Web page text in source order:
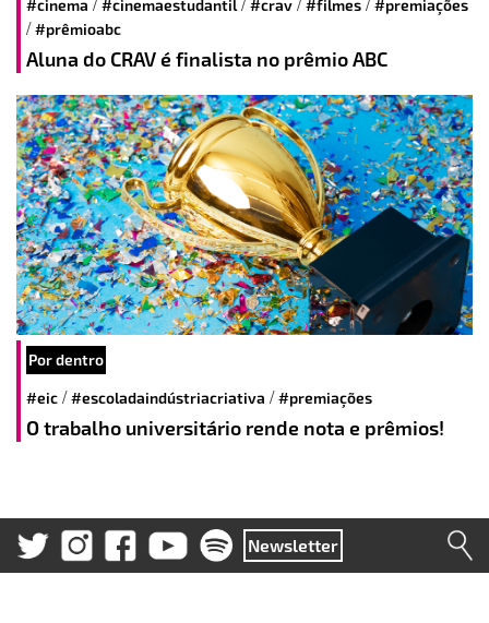
#cinema #cinemaestudantil #crav #filmes #premiações
/#prêmioabc
Aluna do CRAV é finalista no prêmio ABC
Por dentro
#eic /#escoladaindústriacriativa /#premiações
O trabalho universitário rende nota e prêmios!
Newsletter